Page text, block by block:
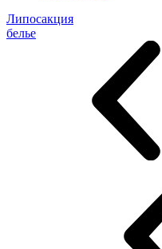
Липосакция
белье